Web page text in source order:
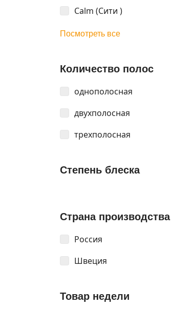
Calm (Сити )
Посмотреть все
Количество полос
однополосная
двухполосная
трехполосная
Степень блеска
Страна производства
Россия
Швеция
Товар недели